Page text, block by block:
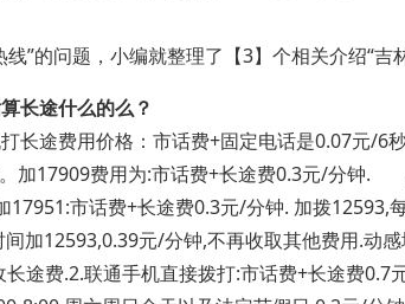
”的问题，小编就整理了【3】个相关介绍“吉
长途什么的么？
长途费用价格：市话费+固定电话是0.07元/6
加17909费用为:市话费+长途费0.3元/分钟.
17951:市话费+长途费0.3元/分钟. 加拨12593,
加12593,0.39元/分钟,不再收取其他费用.动
途费.2.联通手机直接拨打:市话费+长途费